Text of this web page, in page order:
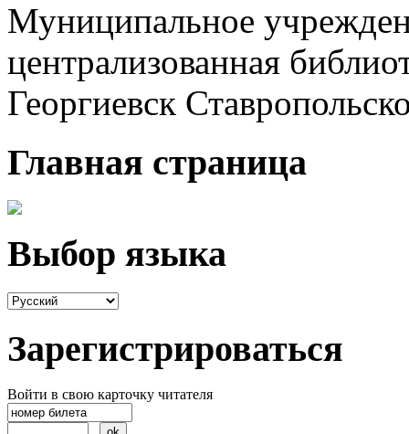
Муниципальное
централизованная
Георгиевск
Главная страница
Выбор языка
Зарегистрироваться
Войти в свою карточку читателя